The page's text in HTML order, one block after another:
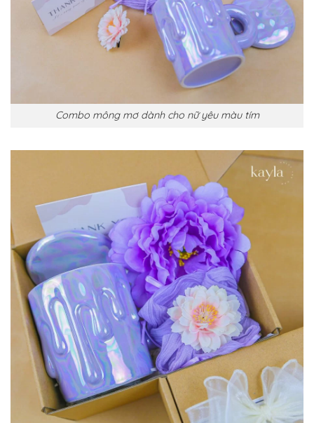
Combo mông mơ dành cho nữ yêu màu tím